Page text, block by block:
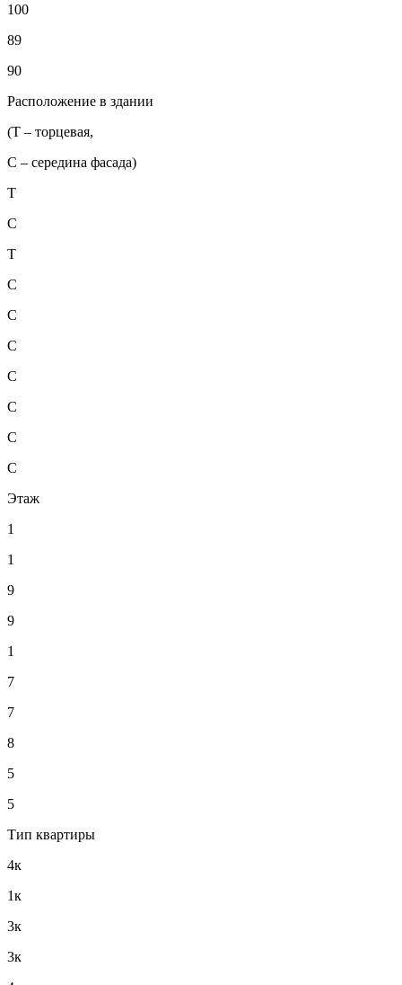
100
89
90
Расположение в здании
(Т – торцевая,
С – середина фасада)
Т
С
Т
С
С
С
С
С
С
С
Этаж
1
1
9
9
1
7
7
8
5
5
Тип квартиры
4к
1к
3к
3к